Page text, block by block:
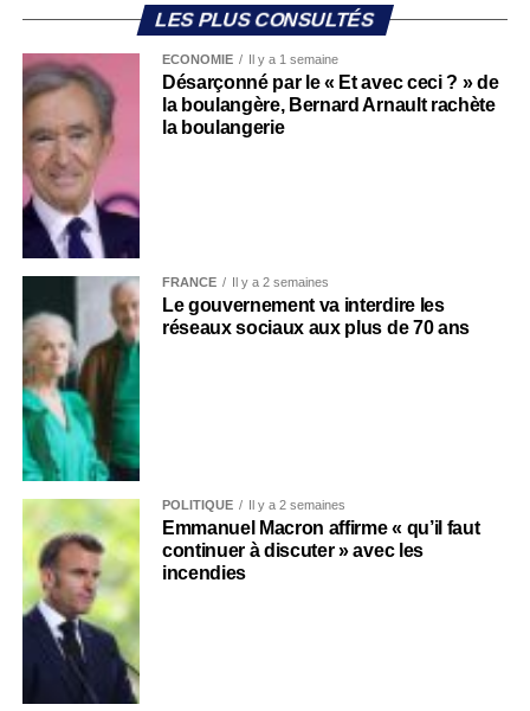
LES PLUS CONSULTÉS
ECONOMIE Il y a 1 semaine
Désarçonné par le « Et avec ceci ? » de
la boulangère, Bernard Arnault rachète
la boulangerie
FRANCE Il y a 2 semaines
Le gouvernement va interdire les
réseaux sociaux aux plus de 70 ans
POLITIQUE Il y a 2 semaines
Emmanuel Macron affirme « qu’il faut
continuer à discuter » avec les
incendies